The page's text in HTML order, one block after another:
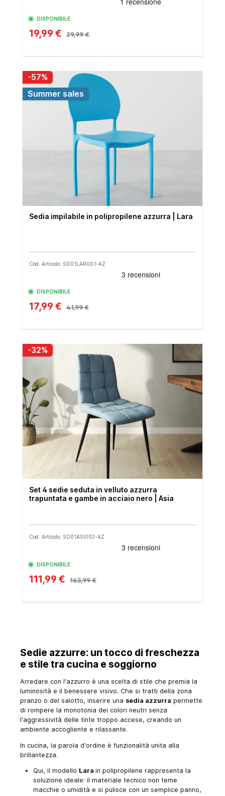
DISPONIBILE
19,99 € 29,99 €
-57%
Summer sales
Sedia impilabile in polipropilene azzurra | Lara
Cod. Articolo: SD01LAR001-AZ
DISPONIBILE
17,99 € 41,99 €
-32%
Set 4 sedie seduta in velluto azzurra
trapuntata e gambe in acciaio nero | Asia
Cod. Articolo: SD01ASI002-AZ
DISPONIBILE
111,99 € 163,99 €
Sedie azzurre: un tocco di freschezza
e stile tra cucina e soggiorno
Arredare con l'azzurro è una scelta di stile che premia la
luminosità e il benessere visivo. Che si tratti della zona
pranzo o del salotto, inserire una sedia azzurra permette
di rompere la monotonia dei colori neutri senza
l'aggressività delle tinte troppo accese, creando un
ambiente accogliente e rilassante.
In cucina, la parola d'ordine è funzionalità unita alla
brillantezza.
Qui, il modello Lara in polipropilene rappresenta la
soluzione ideale: il materiale tecnico non teme
macchie o umidità e si pulisce con un semplice panno,